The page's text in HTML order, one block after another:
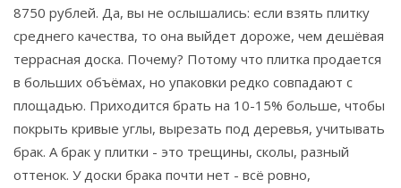
8750 рублей. Да, вы не ослышались: если взять плитку
среднего качества, то она выйдет дороже, чем дешёвая
террасная доска. Почему? Потому что плитка продается
в больших объёмах, но упаковки редко совпадают с
площадью. Приходится брать на 10-15% больше, чтобы
покрыть кривые углы, вырезать под деревья, учитывать
брак. А брак у плитки - это трещины, сколы, разный
оттенок. У доски брака почти нет - всё ровно,